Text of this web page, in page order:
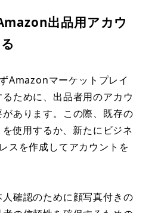
出品用アカウ
Amazonマーケットプレイ
ために、出品者用のアカウ
あります。この際、既存の
使用するか、新たにビジネ
スを作成してアカウントを
確認のために顔写真付きの